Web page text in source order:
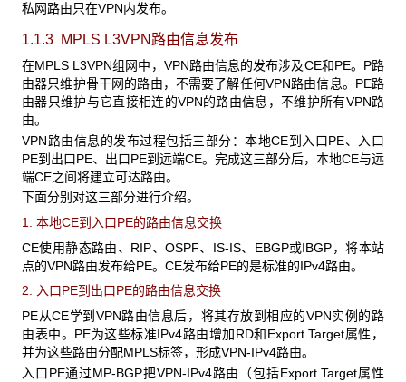
私网路由只在VPN内发布。
1.1.3 MPLS L3VPN路由信息发布
在MPLS L3VPN组网中，VPN路由信息的发布涉及CE和PE。P路
由器只维护骨干网的路由，不需要了解任何VPN路由信息。PE路
由器只维护与它直接相连的VPN的路由信息，不维护所有VPN路
由。
VPN路由信息的发布过程包括三部分：本地CE到入口PE、入口
PE到出口PE、出口PE到远端CE。完成这三部分后，本地CE与远
端CE之间将建立可达路由。
下面分别对这三部分进行介绍。
1. 本地CE到入口PE的路由信息交换
CE使用静态路由、RIP、OSPF、IS-IS、EBGP或IBGP，将本站
点的VPN路由发布给PE。CE发布给PE的是标准的IPv4路由。
2. 入口PE到出口PE的路由信息交换
PE从CE学到VPN路由信息后，将其存放到相应的VPN实例的路
由表中。PE为这些标准IPv4路由增加RD和Export Target属性，
并为这些路由分配MPLS标签，形成VPN-IPv4路由。
入口PE通过MP-BGP把VPN-IPv4路由（包括Export Target属性